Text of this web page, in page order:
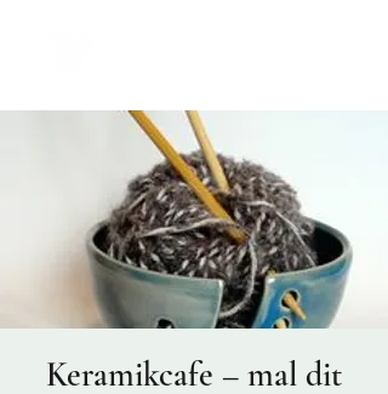
Keramikcafe – mal dit